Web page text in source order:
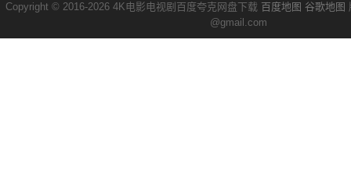
Copyright © 2016-2026 4K电影电视剧百度夸克网盘下载 百度地图 谷歌地图
@gmail.com